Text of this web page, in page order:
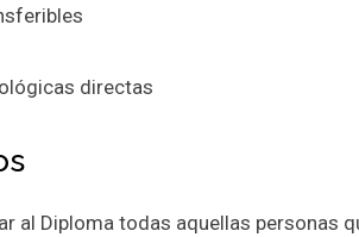
directas
al Diploma todas aquellas personas